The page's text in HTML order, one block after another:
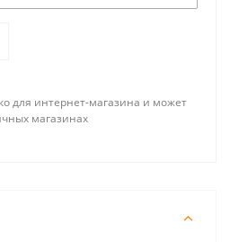
для интернет-магазина и может
магазинах